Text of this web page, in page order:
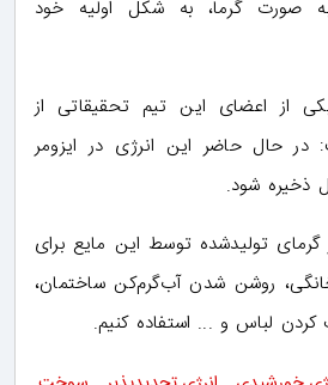
صورت گرما، به شکل اولیه خود
از اعضای این تیم تحقیقاتی از
در حال حاضر این انرژی در ایزومر
گرمای تولیدشده توسط این مایع برای
روشن شدن آب‌گرم‌کن ساختمان،
لباس و ... استفاده کنیم.